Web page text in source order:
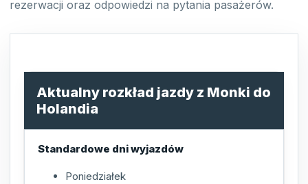
rezerwacji oraz odpowiedzi na pytania pasażerów.
Aktualny rozkład jazdy z Monki do
Holandia
Standardowe dni wyjazdów
Poniedziałek